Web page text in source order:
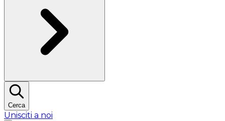
Cerca
Unisciti a noi